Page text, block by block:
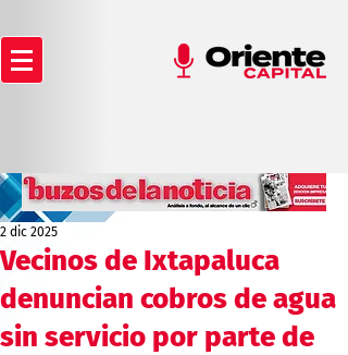
Vecinos de Ixtapaluca
denuncian cobros de agua
sin servicio por parte de
2 dic 2025